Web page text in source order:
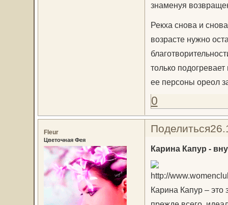
знаменуя
Рекха снова и
возрасте нужно
только
ее персоны ореол
0
Поделиться
Fleur
Цветочная Фея
Карина Капур -
Карина Капур – это